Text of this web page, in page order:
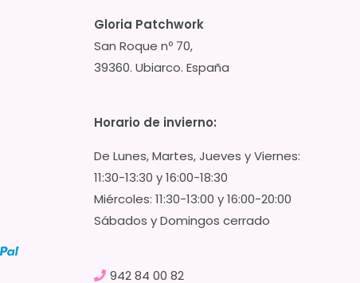
Gloria Patchwork
San Roque nº 70,
39360. Ubiarco. España
Horario de invierno:
De Lunes, Martes, Jueves y Viernes:
11:30-13:30 y 16:00-18:30
Miércoles: 11:30-13:00 y 16:00-20:00
Sábados y Domingos cerrado
942 84 00 82